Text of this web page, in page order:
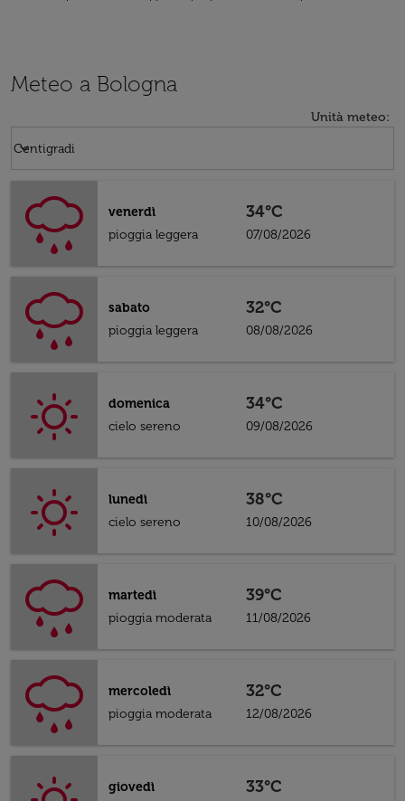
Meteo a Bologna
Unità meteo:
Centigradi
keyboard_arrow_down
venerdì
pioggia leggera
34°C
07/08/2026
sabato
pioggia leggera
32°C
08/08/2026
domenica
cielo sereno
34°C
09/08/2026
lunedì
cielo sereno
38°C
10/08/2026
martedì
pioggia moderata
39°C
11/08/2026
mercoledì
pioggia moderata
32°C
12/08/2026
giovedì
33°C